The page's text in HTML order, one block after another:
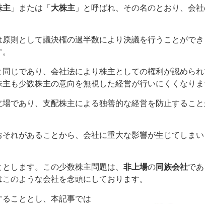
主 」または「 大株主 」と呼ばれ、その名のとおり、会
則として議決権の過半数により決議を行うことがで
じであり、会社法により株主としての権利が認めら
も少数株主の意向を無視した経営が行いにくくなりま
であり、支配株主による独善的な経営を防止するこ
れがあることから、会社に重大な影響が生じてしま
とします。この少数株主問題は、 非上場の同族会社であ
のような会社を念頭にしております。
こととし、本記事では